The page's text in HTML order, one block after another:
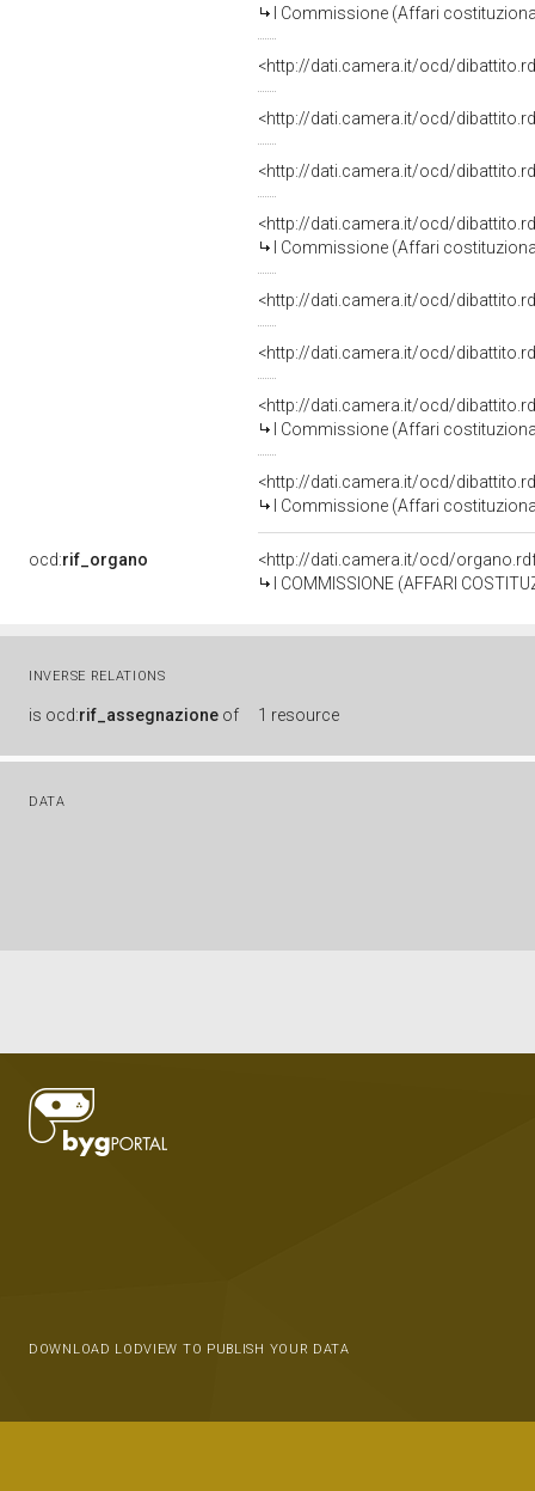
I Commissione (Affari
<http://dati.camera.it/ocd/
<http://dati.camera.it/ocd/
<http://dati.camera.it/ocd/
<http://dati.camera.it/ocd/
I Commissione (Affari
<http://dati.camera.it/ocd/
<http://dati.camera.it/ocd/
<http://dati.camera.it/ocd/
I Commissione (Affari
<http://dati.camera.it/ocd/
I Commissione (Affari
ocd:rif_organo
<http://dati.camera.it/ocd/
I COMMISSIONE (AFFARI
INVERSE RELATIONS
is ocd:rif_assegnazione of 1 resource
DATA
DOWNLOAD LODVIEW TO PUBLISH YOUR DATA